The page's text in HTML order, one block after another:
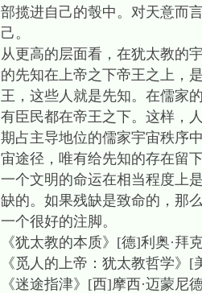
部揽进自己的彀中。对天意而
己。
从更高的层面看，在犹太教的
的先知在上帝之下帝王之上，
王，这些人就是先知。在儒家
有臣民都在帝王之下。这样，
期占主导地位的儒家宇宙秩序
宙途径，唯有给先知的存在留
一个文明的命运在相当程度上
缺的。如果残缺是致命的，那
一个很好的注脚。
《犹太教的本质》[德]利奥·拜
《觅人的上帝：犹太教哲学》
《迷途指津》[西]摩西·迈蒙尼